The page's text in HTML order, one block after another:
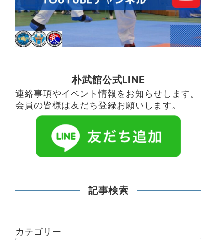
朴武館公式LINE
連絡事項やイベント情報をお知らせします。
会員の皆様は友だち登録お願いします。
記事検索
カテゴリー